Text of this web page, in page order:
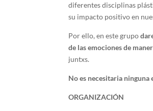
diferentes disciplinas
su impacto positivo en
Por ello, en este grupo
de las emociones de
juntxs.
No es necesitaria
ORGANIZACIÓN